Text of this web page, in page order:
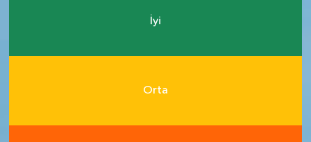
İyi
Orta